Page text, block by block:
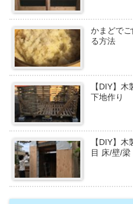
かまどで
る方法
【DIY】
下地作り
【DIY】
目 床/壁/梁